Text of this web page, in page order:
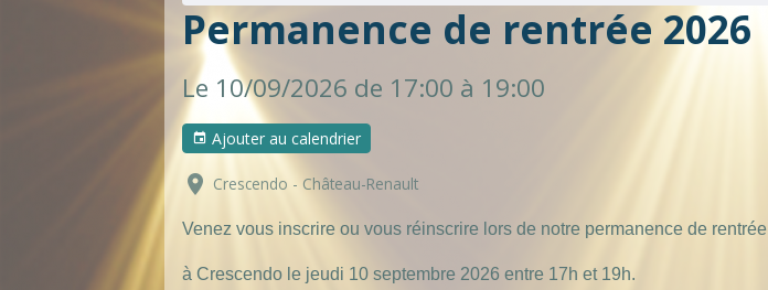
Permanence de rentrée 2026
Le 10/09/2026 de 17:00 à 19:00
Ajouter au calendrier
Crescendo - Château-Renault
Venez vous inscrire ou vous réinscrire lors de notre permanence de rentrée
à Crescendo le jeudi 10 septembre 2026 entre 17h et 19h.